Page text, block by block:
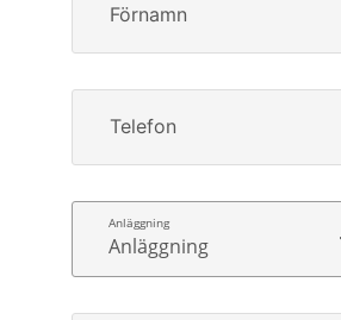
Förnamn
Telefon
Anläggning